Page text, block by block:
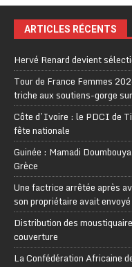
ARTICLES RÉCENTS
Hervé Renard devient
Tour de France Femmes
triche aux soutiens-gorge
Côte d’Ivoire : le PDCI de
fête nationale
Guinée : Mamadi
Grèce
Une factrice arrêtée après
son propriétaire avait
Distribution des
couverture
La Confédération Africaine